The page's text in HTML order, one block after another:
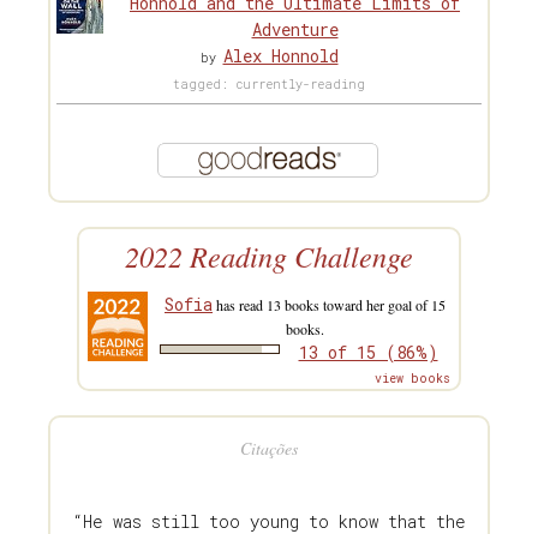
Adventure
by Alex Honnold
tagged: currently-reading
2022 Reading Challenge
Sofia has read 13 books toward her goal of 15
books.
13 of 15 (86%)
view books
Citações
“He was still too young to know that the